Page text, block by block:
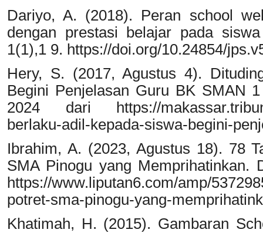
Dariyo, A. (2018). Peran school
dengan prestasi belajar pada
1(1),1 9. https://doi.org/10.24854/
Hery, S. (2017, Agustus 4).
Begini Penjelasan Guru BK SMAN
2024 dari https://
berlaku-adil-kepada-siswa-begini-
Ibrahim, A. (2023, Agustus 18). 78
SMA Pinogu yang Memprihatinkan.
https://www.liputan6.com/amp/
potret-sma-pinogu-yang-
Khatimah, H. (2015). Gambaran